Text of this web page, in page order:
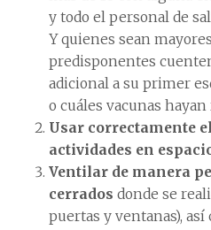
y todo el personal de
Y quienes sean
predisponentes
adicional a su primer
o cuáles vacunas hayan
Usar correctamente
actividades en
Ventilar de manera
cerrados donde se
puertas y ventanas),